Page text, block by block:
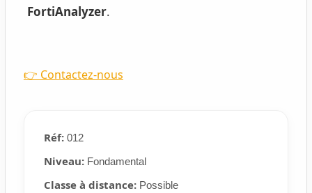
FortiAnalyzer.
👉 Contactez-nous
Réf:012
Niveau:Fondamental
Classe à distance:Possible